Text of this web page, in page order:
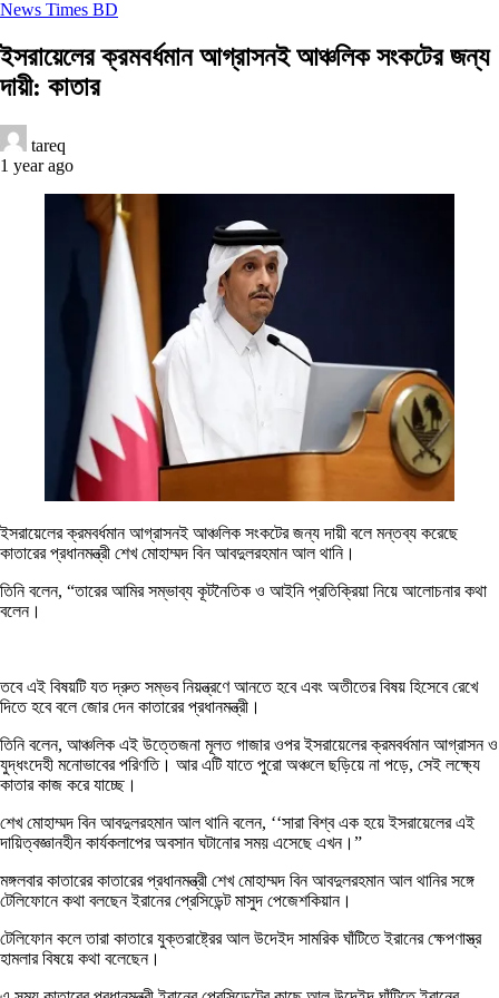
News Times BD
ইসরায়েলের ক্রমবর্ধমান আগ্রাসনই আঞ্চলিক সংকটের জন্য
দায়ী: কাতার
tareq
1 year ago
ইসরায়েলের ক্রমবর্ধমান আগ্রাসনই আঞ্চলিক সংকটের জন্য দায়ী বলে মন্তব্য করেছে
কাতারের প্রধানমন্ত্রী শেখ মোহাম্মদ বিন আবদুলরহমান আল থানি।
তিনি বলেন, “তারের আমির সম্ভাব্য কূটনৈতিক ও আইনি প্রতিক্রিয়া নিয়ে আলোচনার কথা
বলেন।
তবে এই বিষয়টি যত দ্রুত সম্ভব নিয়ন্ত্রণে আনতে হবে এবং অতীতের বিষয় হিসেবে রেখে
দিতে হবে বলে জোর দেন কাতারের প্রধানমন্ত্রী।
তিনি বলেন, আঞ্চলিক এই উত্তেজনা মূলত গাজার ওপর ইসরায়েলের ক্রমবর্ধমান আগ্রাসন ও
যুদ্ধংদেহী মনোভাবের পরিণতি। আর এটি যাতে পুরো অঞ্চলে ছড়িয়ে না পড়ে, সেই লক্ষ্যে
কাতার কাজ করে যাচ্ছে।
শেখ মোহাম্মদ বিন আবদুলরহমান আল থানি বলেন, ‘‘সারা বিশ্ব এক হয়ে ইসরায়েলের এই
দায়িত্বজ্ঞানহীন কার্যকলাপের অবসান ঘটানোর সময় এসেছে এখন।”
মঙ্গলবার কাতারের কাতারের প্রধানমন্ত্রী শেখ মোহাম্মদ বিন আবদুলরহমান আল থানির সঙ্গে
টেলিফোনে কথা বলছেন ইরানের প্রেসিডেন্ট মাসুদ পেজেশকিয়ান।
টেলিফোন কলে তারা কাতারে যুক্তরাষ্ট্রের আল উদেইদ সামরিক ঘাঁটিতে ইরানের ক্ষেপণাস্ত্র
হামলার বিষয়ে কথা বলেছেন।